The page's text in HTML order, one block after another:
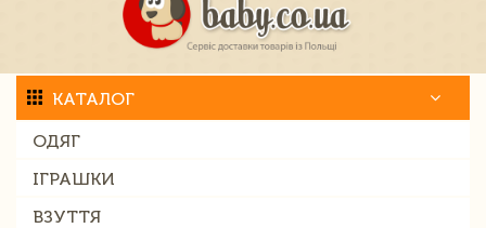
КАТАЛОГ
ОДЯГ
ІГРАШКИ
ВЗУТТЯ